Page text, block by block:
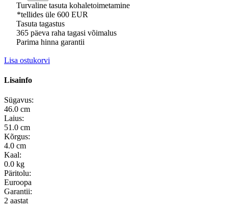
Turvaline tasuta kohaletoimetamine
*tellides üle 600 EUR
Tasuta tagastus
365 päeva raha tagasi võimalus
Parima hinna garantii
Lisa ostukorvi
Lisainfo
Sügavus:
46.0 cm
Laius:
51.0 cm
Kõrgus:
4.0 cm
Kaal:
0.0 kg
Päritolu:
Euroopa
Garantii:
2 aastat